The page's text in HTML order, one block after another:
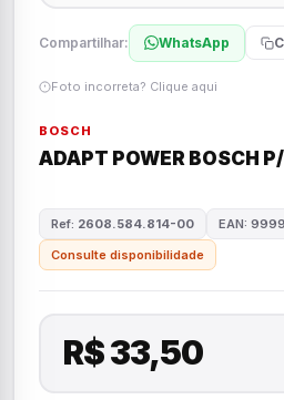
Compartilhar: WhatsApp
Foto incorreta? Clique aqui
BOSCH
ADAPT POWER BOSCH
Ref: 2608.584.814-00 EAN:
Consulte disponibilidade
R$ 33,50